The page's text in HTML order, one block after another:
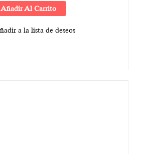
Añadir Al Carrito
a la lista de deseos